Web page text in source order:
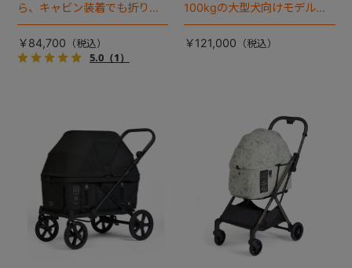
ら、キャビン装着でも折りた
ためるモデルが登場！
￥84,700
5.0（1）
100kgの大型犬向けモデルが
登場。
￥121,000